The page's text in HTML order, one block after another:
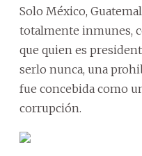
Solo México,
totalmente inmunes,
que quien es
serlo nunca, una
fue concebida como
corrupción.